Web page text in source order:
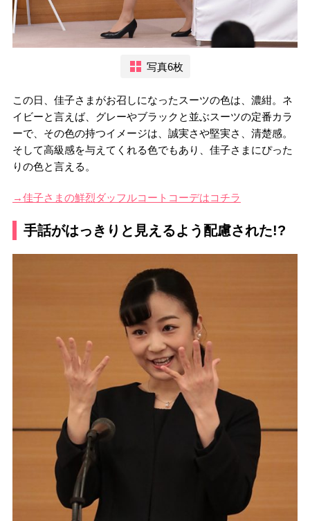
写真6枚
この日、佳子さまがお召しになったスーツの色は、濃紺。ネ
イビーと言えば、グレーやブラックと並ぶスーツの定番カラ
ーで、その色の持つイメージは、誠実さや堅実さ、清楚感。
そして高級感を与えてくれる色でもあり、佳子さまにぴった
りの色と言える。
→佳子さまの鮮烈ダッフルコートコーデはコチラ
手話がはっきりと見えるよう配慮された!?